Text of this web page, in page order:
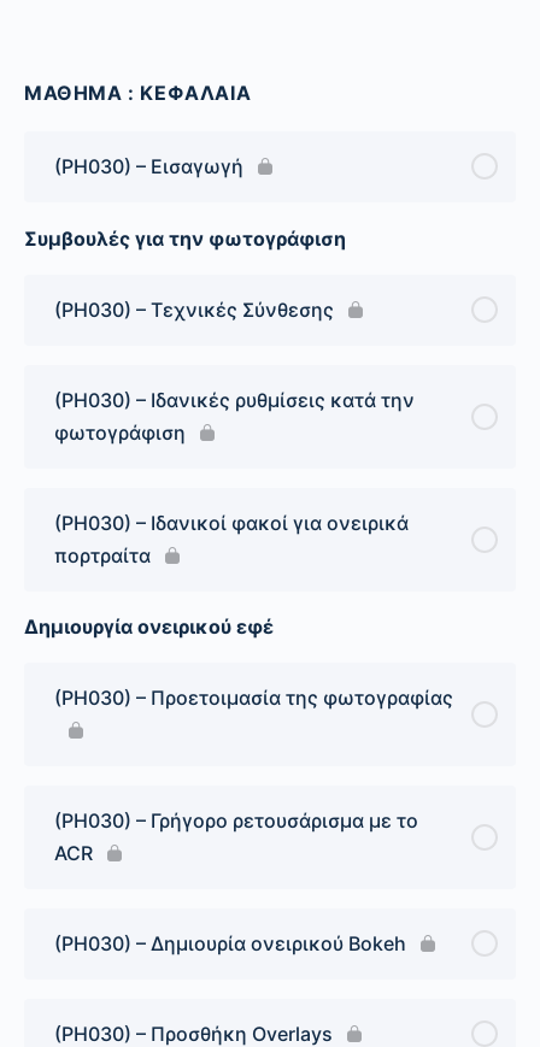
ΜΑΘΗΜΑ : ΚΕΦΑΛΑΙΑ
(PH030) – Εισαγωγή
Συμβουλές για την φωτογράφιση
(PH030) – Τεχνικές Σύνθεσης
(PH030) – Ιδανικές ρυθμίσεις κατά την
φωτογράφιση
(PH030) – Ιδανικοί φακοί για ονειρικά
πορτραίτα
Δημιουργία ονειρικού εφέ
(PH030) – Προετοιμασία της φωτογραφίας
(PH030) – Γρήγορο ρετουσάρισμα με το
ACR
(PH030) – Δημιουρία ονειρικού Bokeh
(PH030) – Προσθήκη Overlays